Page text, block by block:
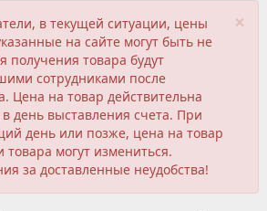
×
в текущей ситуации, цены
на сайте могут быть не
получения товара будут
сотрудниками после
Цена на товар действительна
день выставления счета. При
день или позже, цена на товар
товара могут измениться.
за доставленные неудобства!